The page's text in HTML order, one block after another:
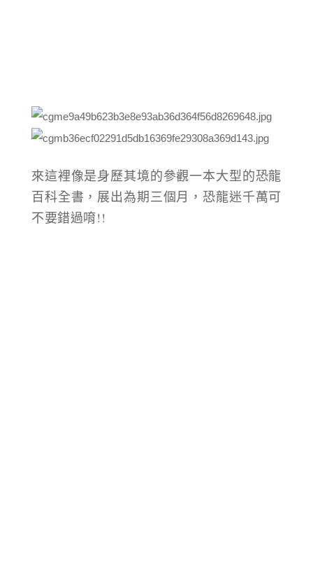
來這裡像是身歷其境的參觀一本大型的恐龍
百科全書， 展出為期三個月，恐龍迷千萬可
不要錯過唷!!